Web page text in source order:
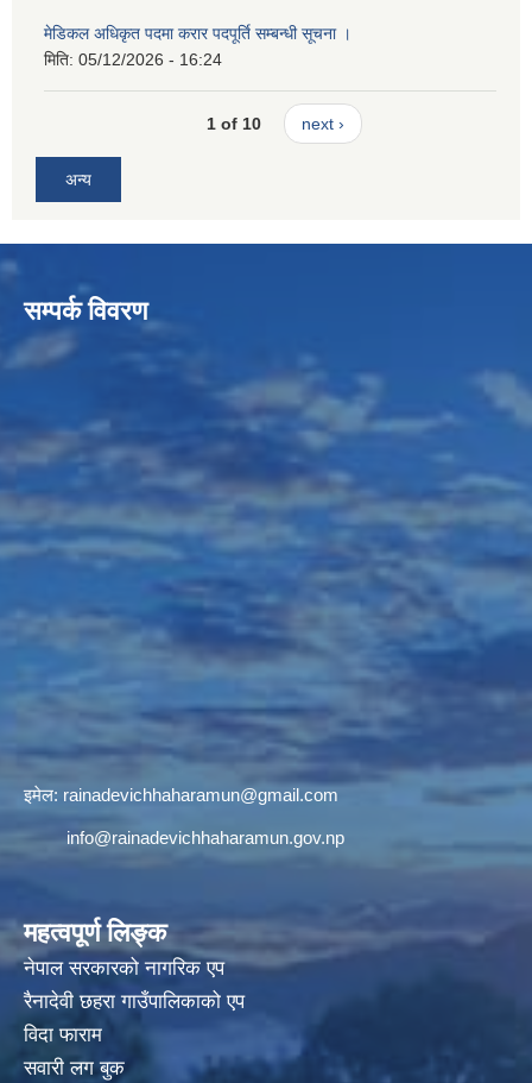
मेडिकल अधिकृत पदमा करार पदपूर्ति सम्बन्धी सूचना ।
मिति: 05/12/2026 - 16:24
1 of 10 next ›
अन्य
सम्पर्क विवरण
इमेल: rainadevichhaharamun@gmail.com
info@rainadevichhaharamun.gov.np
महत्वपूर्ण लिङ्क
नेपाल सरकारको नागरिक एप
रैनादेवी छहरा गाउँपालिकाको एप
विदा फाराम
सवारी लग बुक